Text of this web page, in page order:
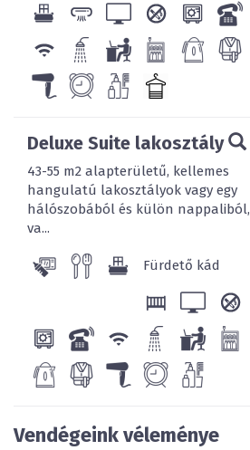
Deluxe Suite lakosztály
43-55 m2 alapterületű, kellemes
hangulatú lakosztályok vagy egy
hálószobából és külön nappaliból,
va...
Fürdető kád
Vendégeink véleménye